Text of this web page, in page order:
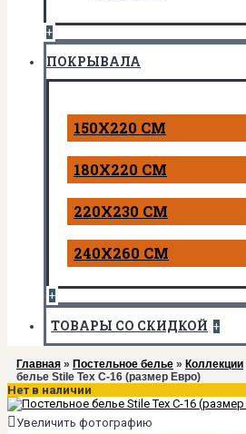
+
ПОКРЫВАЛА
150Х220 СМ
180Х220 СМ
220Х230 СМ
240Х260 СМ
+
ТОВАРЫ СО СКИДКОЙ +
Главная » Постельное белье » Коллекции
белье Stile Tex C-16 (размер Евро)
Нет в наличии
Увеличить фотографию